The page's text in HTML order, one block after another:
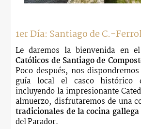
1er Día: Santiago de C.-
Le daremos la bienvenida en el
Católicos de Santiago de
Poco después, nos
guía local el casco histórico
incluyendo la impresionante
almuerzo, disfrutaremos de una
tradicionales de la cocina gallega
del Parador.